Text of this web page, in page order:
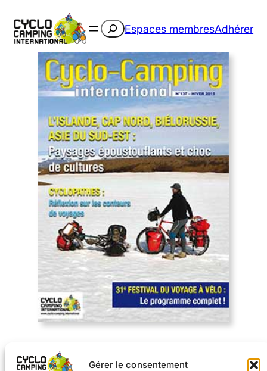
Gérer le consentement
Rechercher
Espaces membresAdhérer